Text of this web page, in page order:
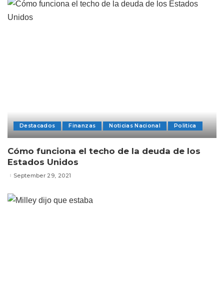
Destacados Finanzas Noticias Nacional Politica
Cómo funciona el techo de la deuda de los
Estados Unidos
September 29, 2021